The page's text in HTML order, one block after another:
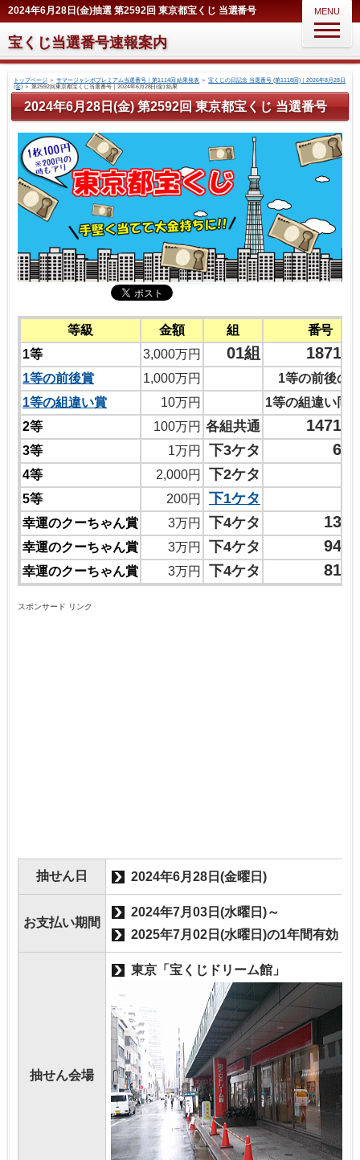
2024年6月28日(金)抽選 第2592回 東京都宝くじ 当選番号
宝くじ当選番号速報案内
MENU
トップページ＞ サマージャンボプレミアム当選番号｜第1114回 結果発表 ＞宝くじの日記念 当選番号 (第1118回)｜2026年8月28日
(金)＞ 第2592回東京都宝くじ当選番号｜2024年6月28日(金) 結果
2024年6月28日(金) 第2592回 東京都宝くじ 当選番号
等級 金額 組
番号
1等
3,000万円 01組
1等の前後賞 1,000万円
1等の前後の
1等の組違い賞
10万円
1等の組違い同
2等
100万円 各組共通
3等 1万円 下3ケタ
4等 2,000円 下2ケタ
5等 200円 下1ケタ
幸運のクーちゃん賞 3万円 下4ケタ
幸運のクーちゃん賞 3万円 下4ケタ
幸運のクーちゃん賞 3万円 下4ケタ
スポンサード リンク
抽せん日 2024年6月28日(金曜日)
お支払い期間
2024年7月03日(水曜日)～
2025年7月02日(水曜日)の1年間有効
抽せん会場
東京「宝くじドリーム館」